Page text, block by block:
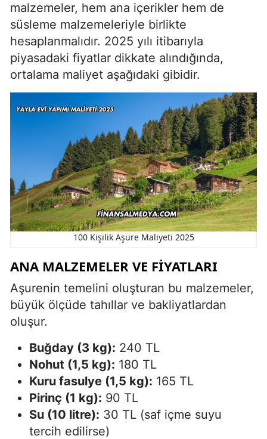
malzemeler, hem ana içerikler hem de
süsleme malzemeleriyle birlikte
hesaplanmalıdır. 2025 yılı itibarıyla
piyasadaki fiyatlar dikkate alındığında,
ortalama maliyet aşağıdaki gibidir.
100 Kişilik Aşure Maliyeti 2025
ANA MALZEMELER VE FIYATLARI
Aşurenin temelini oluşturan bu malzemeler,
büyük ölçüde tahıllar ve bakliyatlardan
oluşur.
Buğday (3 kg): 240 TL
Nohut (1,5 kg): 180 TL
Kuru fasulye (1,5 kg): 165 TL
Pirinç (1 kg): 90 TL
Su (10 litre): 30 TL (saf içme suyu
tercih edilirse)